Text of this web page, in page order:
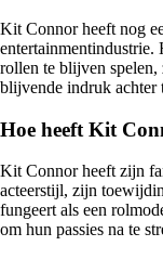
Kit Connor heeft nog
entertainmentindustrie.
rollen te blijven
blijvende indruk achter
Hoe heeft Kit
Kit Connor heeft zijn
acteerstijl, zijn
fungeert als een
om hun passies na te